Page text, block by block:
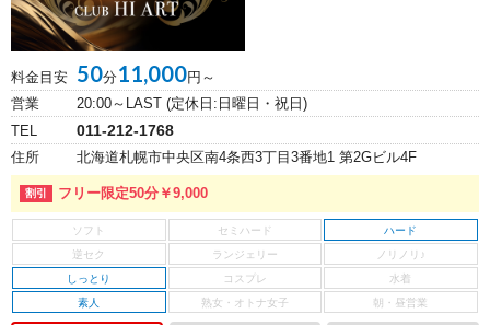
料金目安 50分11,000円～
営業
20:00～LAST (定休日:日曜日・祝日)
TEL
011-212-1768
住所 北海道札幌市中央区南4条西3丁目3番地1 第2Gビル4F
フリー限定50分￥9,000
ハード
しっとり
素人